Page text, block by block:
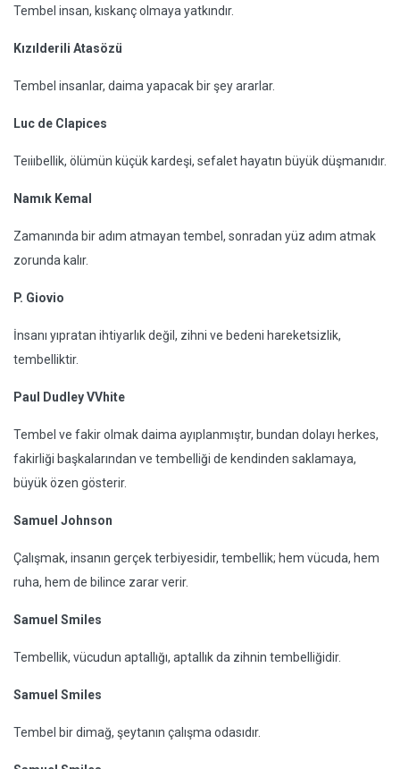
Tembel insan, kıskanç olmaya yatkındır.
Kızılderili Atasözü
Tembel insanlar, daima yapacak bir şey ararlar.
Luc de Clapices
Teıiıbellik, ölümün küçük kardeşi, sefalet hayatın büyük düşmanıdır.
Namık Kemal
Zamanında bir adım atmayan tembel, sonradan yüz adım atmak
zorunda kalır.
P. Giovio
İnsanı yıpratan ihtiyarlık değil, zihni ve bedeni hareketsizlik,
tembelliktir.
Paul Dudley VVhite
Tembel ve fakir olmak daima ayıplanmıştır, bundan dolayı herkes,
fakirliği başkalarından ve tembelliği de kendinden saklamaya,
büyük özen gösterir.
Samuel Johnson
Çalışmak, insanın gerçek terbiyesidir, tembellik; hem vücuda, hem
ruha, hem de bilince zarar verir.
Samuel Smiles
Tembellik, vücudun aptallığı, aptallık da zihnin tembelliğidir.
Samuel Smiles
Tembel bir dimağ, şeytanın çalışma odasıdır.